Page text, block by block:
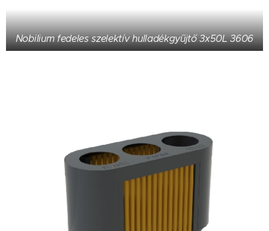
Nobilium fedeles szelektív hulladékgyűjtő 3x50L 3606